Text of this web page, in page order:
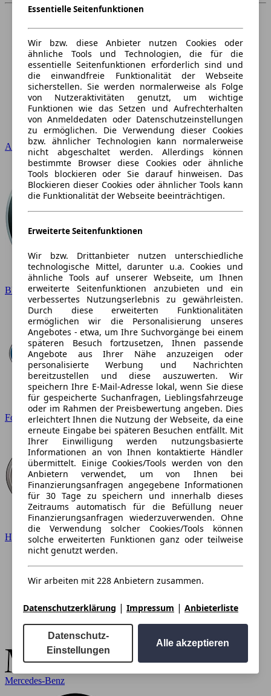
Audi
BMW
Ford
Hyundai
Mercedes-Benz
Essentielle Seitenfunktionen
Wir bzw. diese Anbieter nutzen Cookies oder
ähnliche Tools und Technologien, die für die
essentielle Seitenfunktionen erforderlich sind und
die einwandfreie Funktionalität der Webseite
sicherstellen. Sie werden normalerweise als Folge
von Nutzeraktivitäten genutzt, um wichtige
Funktionen wie das Setzen und Aufrechterhalten
von Anmeldedaten oder Datenschutzeinstellungen
zu ermöglichen. Die Verwendung dieser Cookies
bzw. ähnlicher Technologien kann normalerweise
nicht abgeschaltet werden. Allerdings können
bestimmte Browser diese Cookies oder ähnliche
Tools blockieren oder Sie darauf hinweisen. Das
Blockieren dieser Cookies oder ähnlicher Tools kann
die Funktionalität der Webseite beeinträchtigen.
Erweiterte Seitenfunktionen
Wir bzw. Drittanbieter nutzen unterschiedliche
technologische Mittel, darunter u.a. Cookies und
ähnliche Tools auf unserer Webseite, um Ihnen
erweiterte Seitenfunktionen anzubieten und ein
verbessertes Nutzungserlebnis zu gewährleisten.
Durch diese erweiterten Funktionalitäten
ermöglichen wir die Personalisierung unseres
Angebotes - etwa, um Ihre Suchvorgänge bei einem
späteren Besuch fortzusetzen, Ihnen passende
Angebote aus Ihrer Nähe anzuzeigen oder
personalisierte Werbung und Nachrichten
bereitzustellen und diese auszuwerten. Wir
speichern Ihre E-Mail-Adresse lokal, wenn Sie diese
für gespeicherte Suchanfragen, Lieblingsfahrzeuge
oder im Rahmen der Preisbewertung angeben. Dies
erleichtert Ihnen die Nutzung der Webseite, da eine
erneute Eingabe bei späteren Besuchen entfällt. Mit
Ihrer Einwilligung werden nutzungsbasierte
Informationen an von Ihnen kontaktierte Händler
übermittelt. Einige Cookies/Tools werden von den
Anbietern verwendet, um von Ihnen bei
Finanzierungsanfragen angegebene Informationen
für 30 Tage zu speichern und innerhalb dieses
Zeitraums automatisch für die Befüllung neuer
Finanzierungsanfragen wiederzuverwenden. Ohne
die Verwendung solcher Cookies/Tools können
solche erweiterten Funktionen ganz oder teilweise
nicht genutzt werden.
Wir arbeiten mit 228 Anbietern zusammen.
Datenschutzerklärung | Impressum | Anbieterliste
Datenschutz-
Einstellungen
Alle akzeptieren